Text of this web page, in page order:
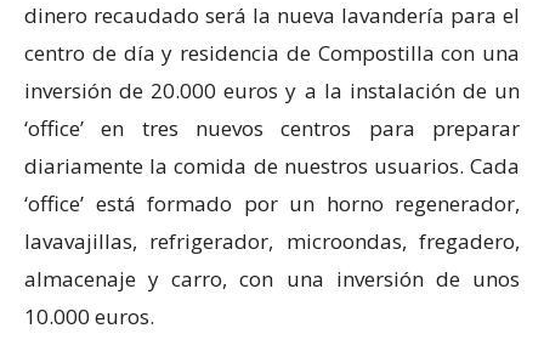
dinero recaudado será la nueva lavandería para el
centro de día y residencia de Compostilla con una
inversión de 20.000 euros y a la instalación de un
‘office’ en tres nuevos centros para preparar
diariamente la comida de nuestros usuarios. Cada
‘office’ está formado por un horno regenerador,
lavavajillas, refrigerador, microondas, fregadero,
almacenaje y carro, con una inversión de unos
10.000 euros.